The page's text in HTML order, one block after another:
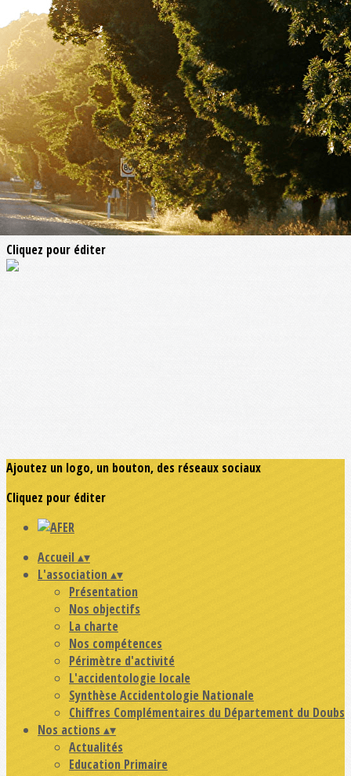
Exporter les lignes sélectionnées
Exporter toutes les colonnes
Exporter uniquement les colonnes affichées
Menu
<
>
Articles de Presse
Enregistrements Audio et Vidéo
?>
Images de la page d'accueil
Cliquez pour éditer
Ajoutez un logo, un bouton, des réseaux sociaux
Cliquez pour éditer
Accueil ▴▾
L'association ▴▾
Présentation
Nos objectifs
La charte
Nos compétences
Périmètre d'activité
L'accidentologie locale
Synthèse Accidentologie Nationale
Chiffres Complémentaires du Département du Doubs
Nos actions ▴▾
Actualités
Education Primaire